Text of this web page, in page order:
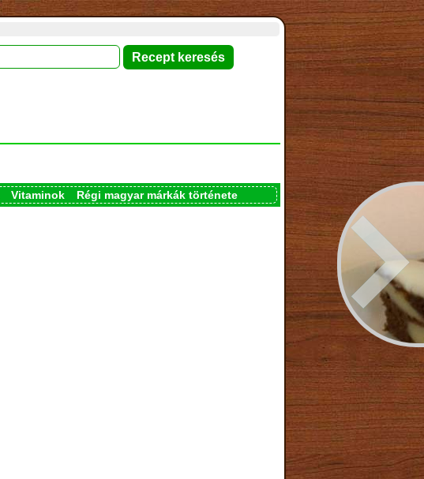
Vitaminok
Régi magyar márkák története